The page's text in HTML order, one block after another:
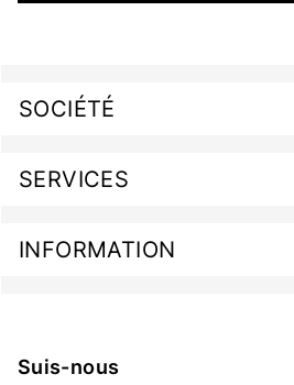
SOCIÉTÉ
SERVICES
INFORMATION
Suis-nous